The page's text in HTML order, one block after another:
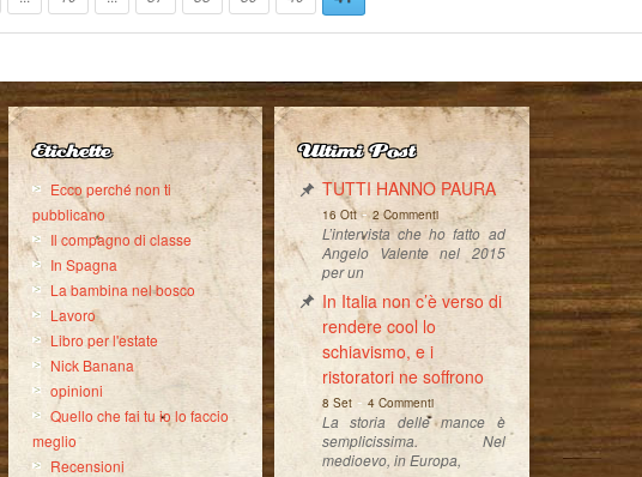
Etichette
Ecco perché non ti
pubblicano
Il compagno di classe
In Spagna
La bambina nel bosco
Lavoro
Libro per l'estate
Nick Banana
opinioni
Quello che fai tu io lo faccio
meglio
Recensioni
Ultimi Post
TUTTI HANNO PAURA
16 Ott-2 Commenti
L’intervista che ho fatto ad
Angelo Valente nel 2015
per un
In Italia non c’è verso di
rendere cool lo
schiavismo, e i
ristoratori ne soffrono
8 Set- 4 Commenti
La storia delle mance è
semplicissima. Nel
medioevo, in Europa,